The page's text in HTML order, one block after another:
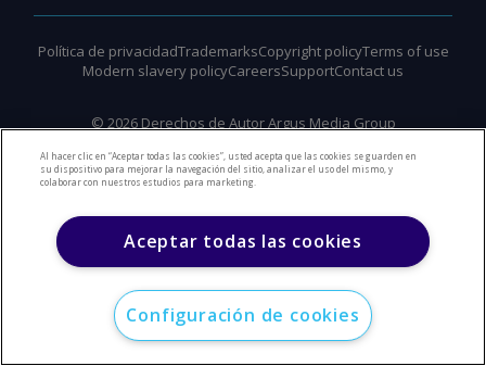
© 2026 Derechos de Autor Argus Media Group
Política de privacidadTrademarksCopyright policyTerms of use
Modern slavery policyCareersSupportContact us
Al hacer clic en “Aceptar todas las cookies”, usted acepta que las cookies se guarden en
su dispositivo para mejorar la navegación del sitio, analizar el uso del mismo, y
colaborar con nuestros estudios para marketing.
Aceptar todas las cookies
Configuración de cookies